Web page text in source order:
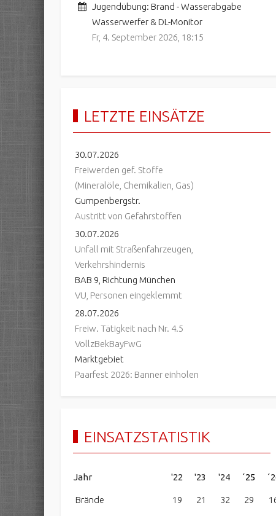
Jugendübung: Brand - Wasserabgabe
Wasserwerfer & DL-Monitor
Fr, 4. September 2026 18:15
LETZTE EINSÄTZE
30.07.2026
Freiwerden gef. Stoffe
(Mineralöle, Chemikalien, Gas)
Gumpenbergstr.
Austritt von Gefahrstoffen
30.07.2026
Unfall mit Straßenfahrzeugen,
Verkehrshindernis
BAB 9, Richtung München
VU, Personen eingeklemmt
28.07.2026
Freiw. Tätigkeit nach Nr. 4.5
VollzBekBayFwG
Marktgebiet
Paarfest 2026: Banner einholen
EINSATZSTATISTIK
Jahr '22 '23 '24 ´25
Brände 19 21 32 29